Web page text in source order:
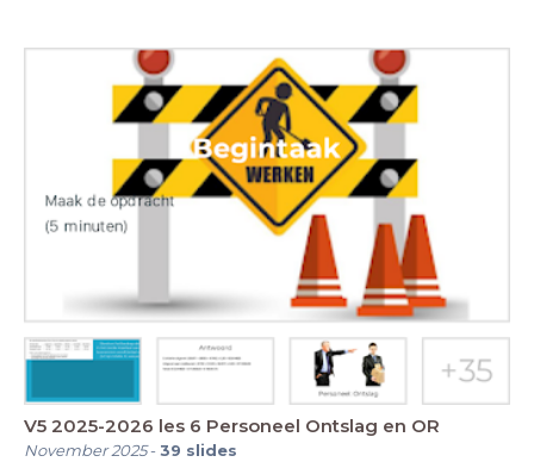
V5 2025-2026 les 6 Personeel Ontslag en OR
November 2025-39 slides